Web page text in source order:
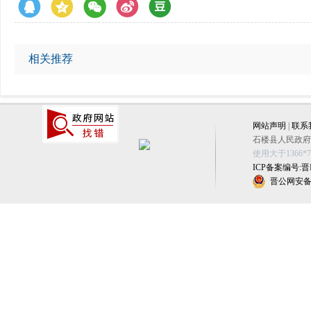
相关推荐
网站声明
联系
石楼县人民政
使用大于
ICP备案编号:晋
晋公网安